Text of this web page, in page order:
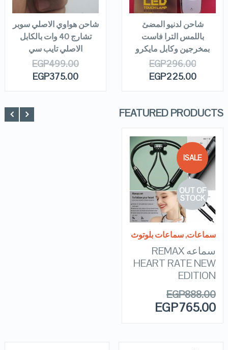
READ MORE
شاحن لدنيو المضئ
باللمس الترا فاست
بمخرجين وكابل مايكرو
EGP296.00
EGP225.00
READ MORE
شاحن هواوي الاصلي سوبر
تشارج 40 وات بالكابل
الاصلي تايب سي
EGP499.00
EGP375.00
FEATURED PRODUCTS
SALE!
OUT OF
STOCK
QUICK LOOK
VIEW DETAILS
READ MORE
سماعات,سماعات بلوتوث
سماعه REMAX
HEART RATE NEW
EDITION
EGP888.00
EGP765.00